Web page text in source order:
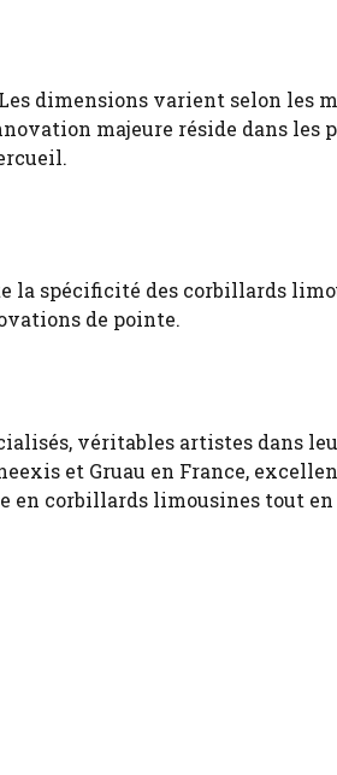
dimensions varient selon les
majeure réside dans les
la spécificité des corbillards
de pointe.
véritables artistes dans
et Gruau en France,
en corbillards limousines tout en